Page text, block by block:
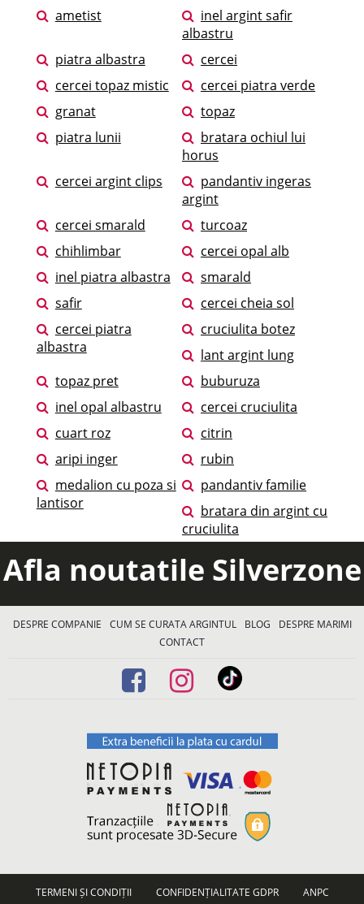
ametist
inel argint safir
albastru
piatra albastra
cercei
cercei topaz mistic
cercei piatra verde
granat
topaz
piatra lunii
bratara ochiul lui
horus
cercei argint clips
pandantiv ingeras
argint
cercei smarald
turcoaz
chihlimbar
cercei opal alb
inel piatra albastra
smarald
safir
cercei cheia sol
cercei piatra
albastra
cruciulita botez
lant argint lung
topaz pret
buburuza
inel opal albastru
cercei cruciulita
cuart roz
citrin
aripi inger
rubin
medalion cu poza si
lantisor
pandantiv familie
bratara din argint cu
cruciulita
Afla noutatile Silverzone
DESPRE COMPANIE CUM SE CURATA ARGINTUL BLOG
DESPRE MARIMI
CONTACT
TERMENI ȘI CONDIȚII CONFIDENȚIALITATE GDPR
ANPC